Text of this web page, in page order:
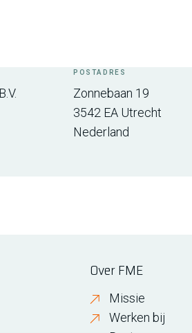
POSTADRES
Zonnebaan 19
3542 EA Utrecht
Nederland
Over FME
Missie
Werken bij